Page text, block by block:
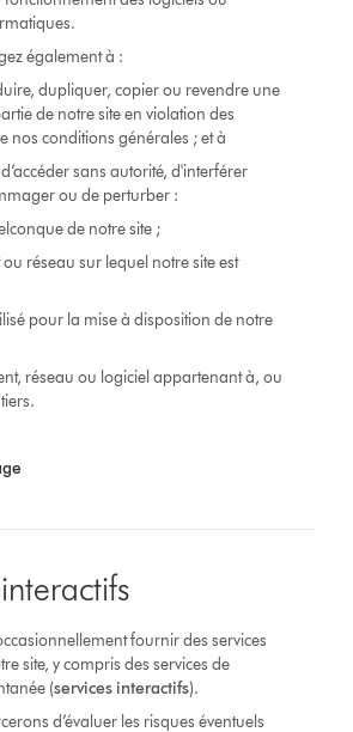
également à :
dupliquer, copier ou revendre une
de notre site en violation des
nos conditions générales ; et à
sans autorité, d'interférer
ou de perturber :
de notre site ;
réseau sur lequel notre site est
pour la mise à disposition de notre
réseau ou logiciel appartenant à, ou
fournir des services
site, y compris des services de
(services interactifs).
d’évaluer les risques éventuels